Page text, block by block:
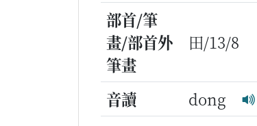
部首/筆
畫/部首外
筆畫
田/13/8
音讀
dong